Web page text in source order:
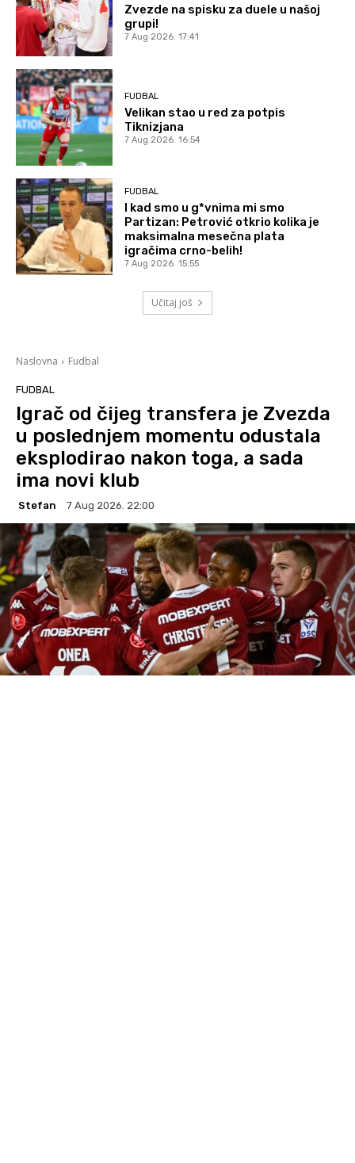
Zvezde na spisku za duele u našoj
grupi!
7 Aug 2026. 17:41
FUDBAL
Velikan stao u red za potpis
Tiknizjana
7 Aug 2026. 16:54
FUDBAL
I kad smo u g*vnima mi smo
Partizan: Petrović otkrio kolika je
maksimalna mesečna plata
igračima crno-belih!
7 Aug 2026. 15:55
Učitaj još